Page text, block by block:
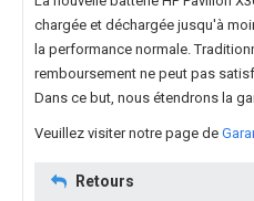
chargée et déchargée jusqu'à
la performance normale.
remboursement ne peut pas
Dans ce but, nous étendrons la
Veuillez visiter notre page de
Retours